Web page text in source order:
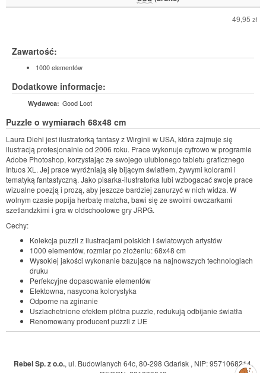
49,95 zł
Zawartość:
1000 elementów
Dodatkowe informacje:
Wydawca: Good Loot
Puzzle o wymiarach 68x48 cm
Laura Diehl jest ilustratorką fantasy z Wirginii w USA, która zajmuje się
ilustracją profesjonalnie od 2006 roku. Prace wykonuje cyfrowo w programie
Adobe Photoshop, korzystając ze swojego ulubionego tabletu graficznego
Intuos XL. Jej prace wyróżniają się bijącym światłem, żywymi kolorami i
tematyką fantastyczną. Jako pisarka-ilustratorka lubi wzbogacać swoje prace
wizualne poezją i prozą, aby jeszcze bardziej zanurzyć w nich widza. W
wolnym czasie popija herbatę matcha, bawi się ze swoimi owczarkami
szetlandzkimi i gra w oldschoolowe gry JRPG.
Cechy:
Kolekcja puzzli z ilustracjami polskich i światowych artystów
1000 elementów, rozmiar po złożeniu: 68x48 cm
Wysokiej jakości wykonanie bazujące na najnowszych technologiach
druku
Perfekcyjne dopasowanie elementów
Efektowna, nasycona kolorystyka
Odporne na zginanie
Uszlachetnione efektem płótna puzzle, redukują odbijanie światła
Renomowany producent puzzli z UE
Rebel Sp. z o.o., ul. Budowlanych 64c, 80-298 Gdańsk, NIP: 9571068214,
Zarządzaj
preferencjami